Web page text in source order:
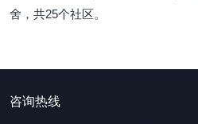
舍，共25个社区。
咨询热线